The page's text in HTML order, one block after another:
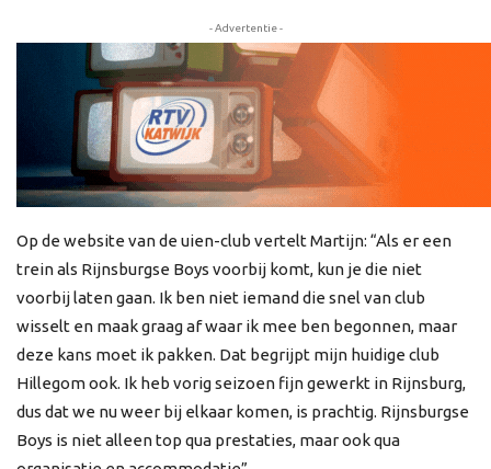
- Advertentie -
Op de website van de uien-club vertelt Martijn: “Als er een
trein als Rijnsburgse Boys voorbij komt, kun je die niet
voorbij laten gaan. Ik ben niet iemand die snel van club
wisselt en maak graag af waar ik mee ben begonnen, maar
deze kans moet ik pakken. Dat begrijpt mijn huidige club
Hillegom ook. Ik heb vorig seizoen fijn gewerkt in Rijnsburg,
dus dat we nu weer bij elkaar komen, is prachtig. Rijnsburgse
Boys is niet alleen top qua prestaties, maar ook qua